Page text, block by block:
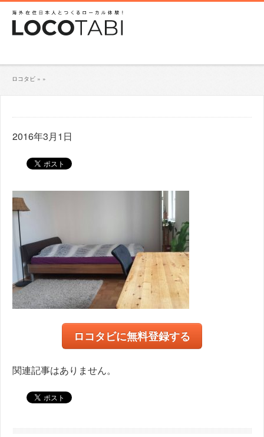
ロコタビ » »
2016年3月1日
ロコタビに無料登録する
関連記事はありません。